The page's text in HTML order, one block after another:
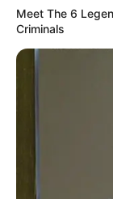
Meet The 6
Criminals